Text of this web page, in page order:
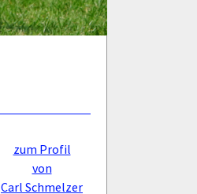
zum Profil
von
Carl Schmelzer